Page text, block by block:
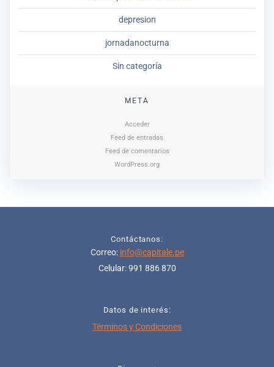
depresion
jornadanocturna
Sin categoría
META
Acceder
Feed de entradas
Feed de comentarios
WordPress.org
Contáctanos:
Correo: info@capitale.pe
Celular: 991 886 870
Datos de interés:
Términos y Condiciones